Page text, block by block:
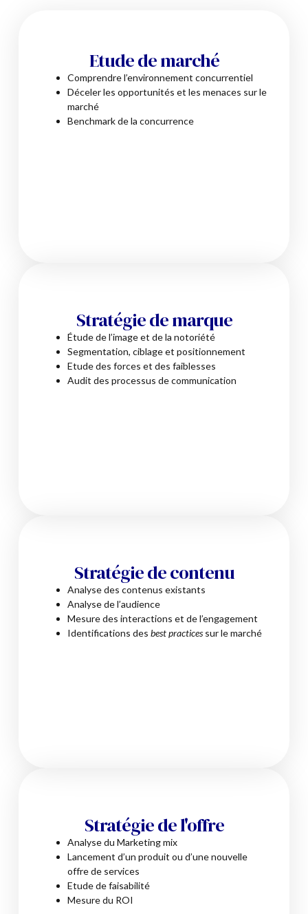
Etude de marché
Comprendre l’environnement concurrentiel
Déceler les opportunités et les menaces sur le
marché
Benchmark de la concurrence
Stratégie de marque
Étude de l’image et de la notoriété
Segmentation, ciblage et positionnement
Etude des forces et des faiblesses
Audit des processus de communication
Stratégie de contenu
Analyse des contenus existants
Analyse de l’audience
Mesure des interactions et de l’engagement
Identifications desbest practices sur le marché
Stratégie de l'offre
Analyse du Marketing mix
Lancement d’un produit ou d’une nouvelle
offre de services
Etude de faisabilité
Mesure du ROI